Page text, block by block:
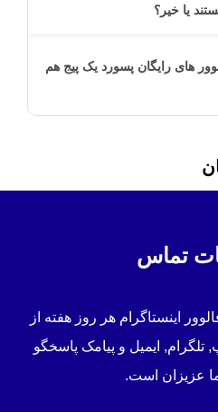
یا خیر؟
های رایگان پسورد یک پیج هم
تماس
فالوور اینستاگرام هر روز هفته از
ایمیل و پیامک پاسخگو
عزیزان است.